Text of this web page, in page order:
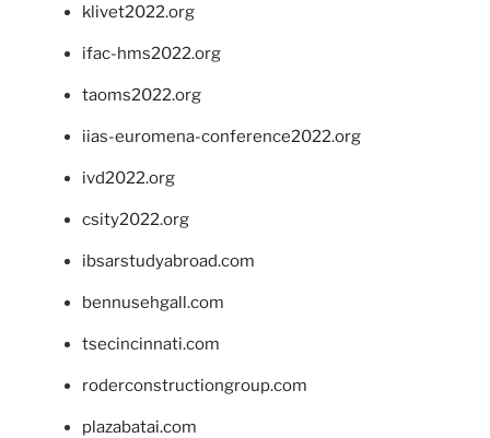
klivet2022.org
ifac-hms2022.org
taoms2022.org
iias-euromena-conference2022.org
ivd2022.org
csity2022.org
ibsarstudyabroad.com
bennusehgall.com
tsecincinnati.com
roderconstructiongroup.com
plazabatai.com